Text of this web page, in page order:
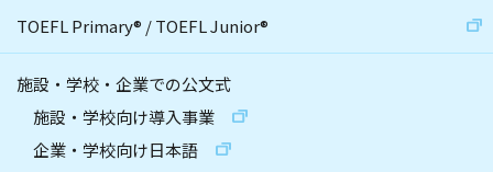
TOEFL Primary® /TOEFL Junior®
施設・学校・企業での公文式
施設・学校向け導入事業
企業・学校向け日本語